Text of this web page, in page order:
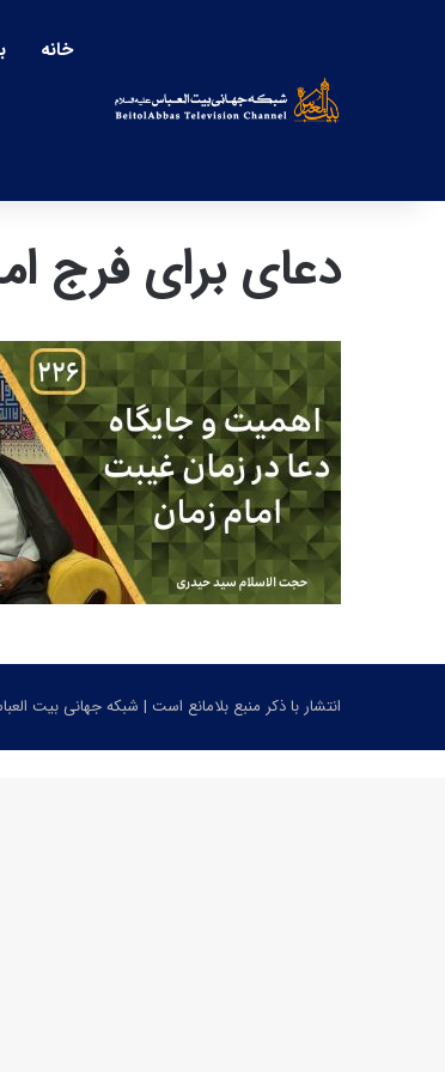
خانه
دعای برای فرج
انتشار با ذکر منبع بلامانع است | شبکه جهانی بیت